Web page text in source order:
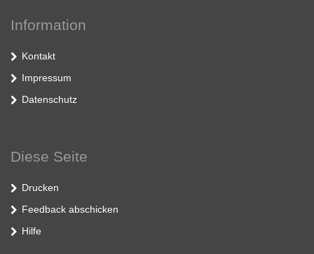
Information
Kontakt
Impressum
Datenschutz
Diese Seite
Drucken
Feedback abschicken
Hilfe